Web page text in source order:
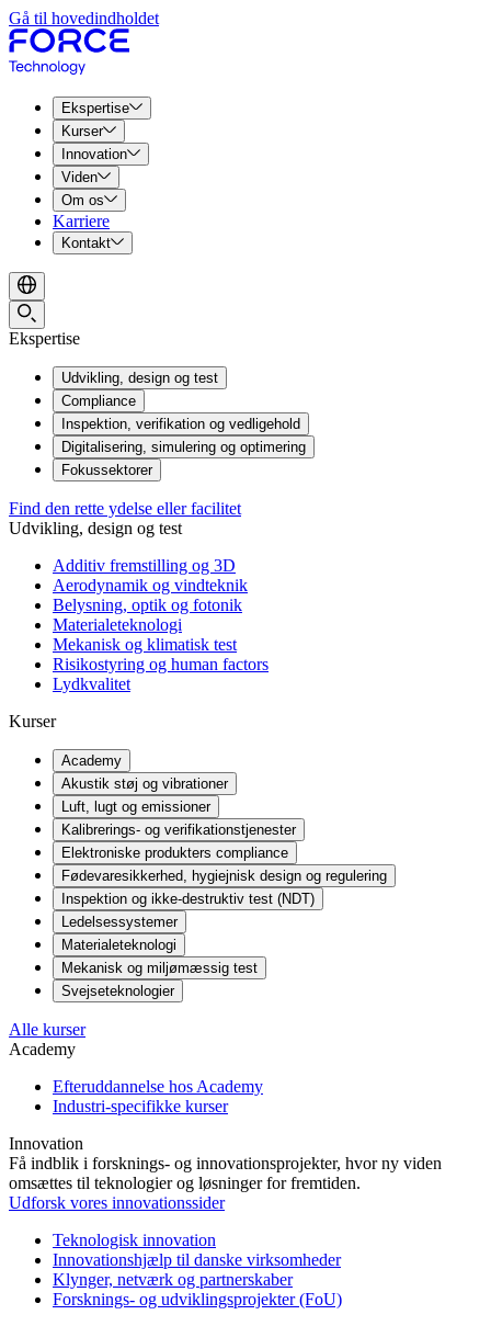
Gå til hovedindholdet
Ekspertise
Kurser
Innovation
Viden
Om os
Karriere
Kontakt
Ekspertise
Udvikling, design og test
Compliance
Inspektion, verifikation og vedligehold
Digitalisering, simulering og optimering
Fokussektorer
Find den rette ydelse eller facilitet
Udvikling, design og test
Additiv fremstilling og 3D
Aerodynamik og vindteknik
Belysning, optik og fotonik
Materialeteknologi
Mekanisk og klimatisk test
Risikostyring og human factors
Lydkvalitet
Kurser
Academy
Akustik støj og vibrationer
Luft, lugt og emissioner
Kalibrerings- og verifikationstjenester
Elektroniske produkters compliance
Fødevaresikkerhed, hygiejnisk design og regulering
Inspektion og ikke-destruktiv test (NDT)
Ledelsessystemer
Materialeteknologi
Mekanisk og miljømæssig test
Svejseteknologier
Alle kurser
Academy
Efteruddannelse hos Academy
Industri-specifikke kurser
Innovation
Få indblik i forsknings- og innovationsprojekter, hvor ny viden
omsættes til teknologier og løsninger for fremtiden.
Udforsk vores innovationssider
Teknologisk innovation
Innovationshjælp til danske virksomheder
Klynger, netværk og partnerskaber
Forsknings- og udviklingsprojekter (FoU)